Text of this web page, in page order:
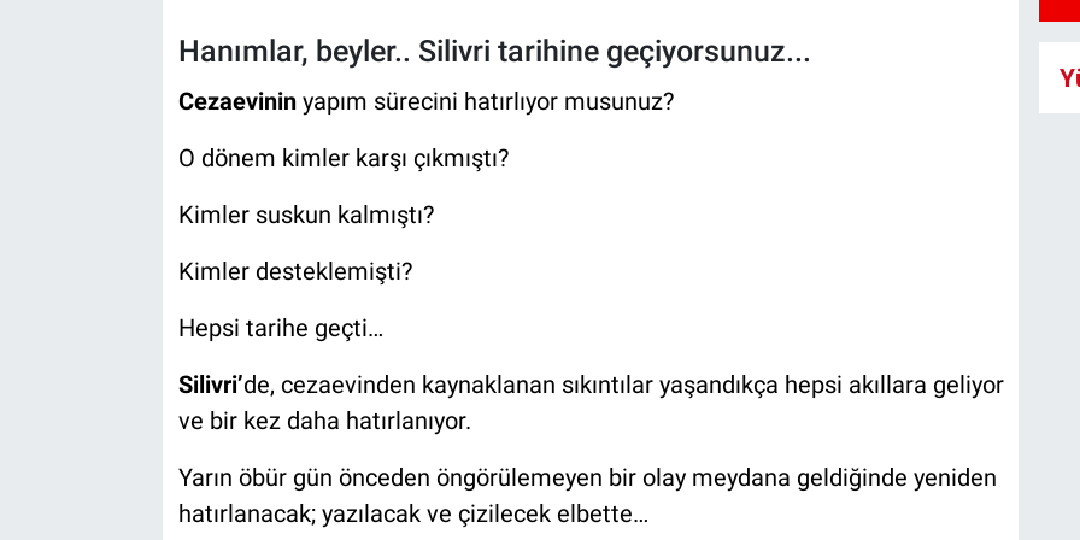
Hanımlar, beyler.. Silivri tarihine geçiyorsunuz...
Cezaevininyapım sürecini hatırlıyor musunuz?
O dönem kimler karşı çıkmıştı?
Kimler suskun kalmıştı?
Kimler desteklemişti?
Hepsi tarihe geçti…
Silivri’de, cezaevinden kaynaklanan sıkıntılar yaşandıkça hepsi akıllara geliyor
ve bir kez daha hatırlanıyor.
Yarın öbür gün önceden öngörülemeyen bir olay meydana geldiğinde yeniden
hatırlanacak; yazılacak ve çizilecek elbette…